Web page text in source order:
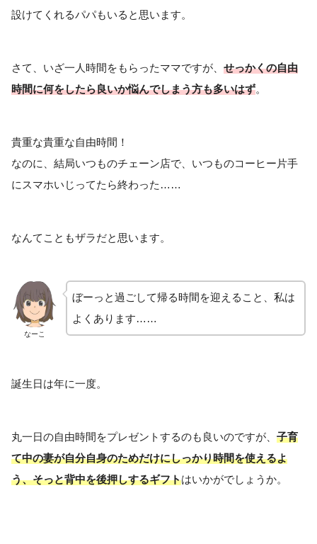
設けてくれるパパもいると思います。
さて、いざ一人時間をもらったママですが、 せっかくの自由
時間に何をしたら良いか悩んでしまう方も多いはず。
貴重な貴重な自由時間！
なのに、結局いつものチェーン店で、いつものコーヒー片手
にスマホいじってたら終わった……
なんてこともザラだと思います。
なーこ
ぼーっと過ごして帰る時間を迎えること、私は
よくあります……
誕生日は年に一度。
丸一日の自由時間をプレゼントするのも良いのですが、 子育
て中の妻が自分自身のためだけにしっかり時間を使えるよ
う、そっと背中を後押しするギフトはいかがでしょうか。